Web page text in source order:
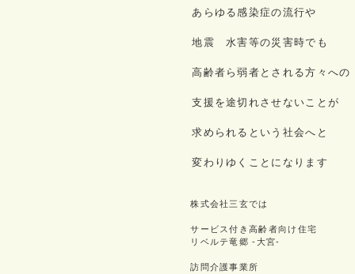
あらゆる感染症の流行や
地震 水害等の災害時でも
高齢者ら弱者とされる方々への
支援を途切れさせないことが
求められるという社会へと
変わりゆくことになります
株式会社三玄では
サービス付き高齢者向け住宅
リベルテ竜郷 -大宮-
訪問介護事業所